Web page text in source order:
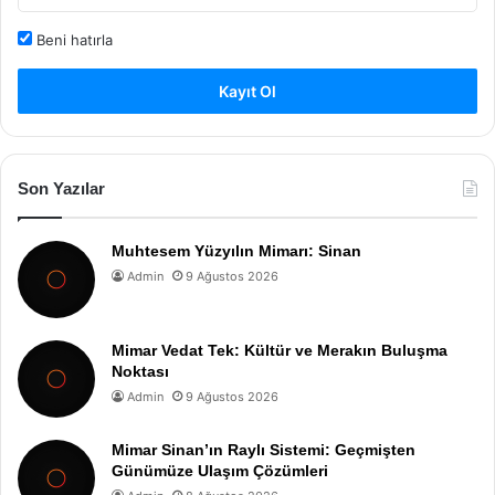
Beni hatırla
Kayıt Ol
Son Yazılar
Muhtesem Yüzyılın Mimarı: Sinan
Admin 9 Ağustos 2026
Mimar Vedat Tek: Kültür ve Merakın Buluşma
Noktası
Admin 9 Ağustos 2026
Mimar Sinan’ın Raylı Sistemi: Geçmişten
Günümüze Ulaşım Çözümleri